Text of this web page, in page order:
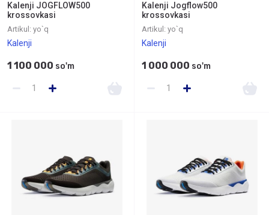
Kalenji JOGFLOW500
krossovkasi
Artikul: yo`q
Kalenji
1 100 000 so'm
Kalenji Jogflow500
krossovkasi
Artikul: yo`q
Kalenji
1 000 000 so'm